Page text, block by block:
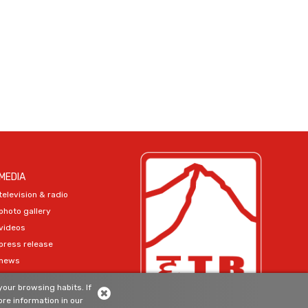
browsing habits. If
information in our
MEDIA
& radio
gallery
release
UP